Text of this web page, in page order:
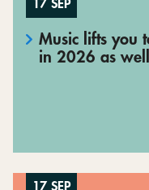
17 SEP
Music lifts you
in 2026 as well
17 SEP